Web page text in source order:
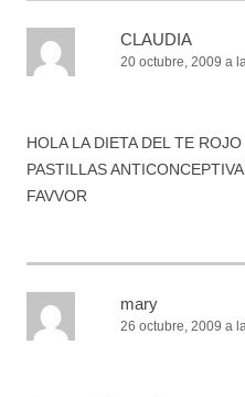
CLAUDIA
20 octubre, 2009 a
HOLA LA DIETA DEL TE
PASTILLAS
FAVVOR
mary
26 octubre, 2009 a